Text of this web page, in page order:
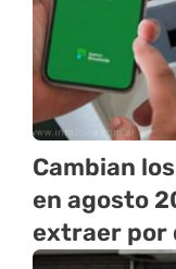
Cambian
en agosto
extraer por